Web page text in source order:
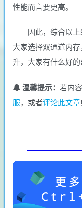
性能而言要更高。
因此，综合以
大家选择双通道内
升，大家有什么好的
温馨提示： 若内
服，或者评论此文章